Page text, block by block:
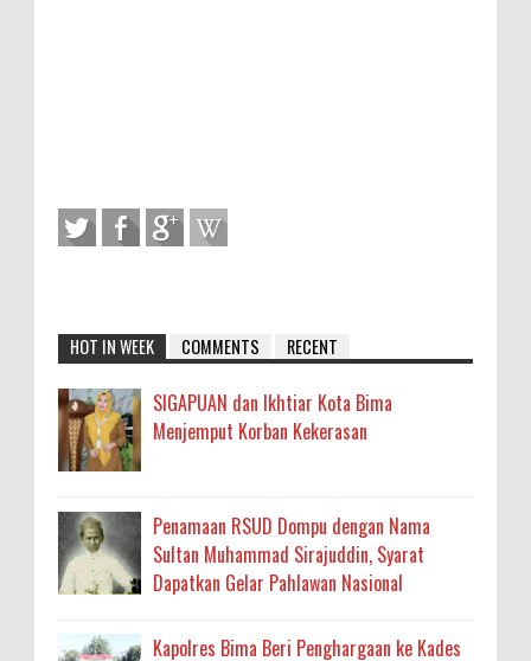
HOT IN WEEK COMMENTS RECENT
SIGAPUAN dan Ikhtiar Kota Bima
Menjemput Korban Kekerasan
Penamaan RSUD Dompu dengan Nama
Sultan Muhammad Sirajuddin, Syarat
Dapatkan Gelar Pahlawan Nasional
Kapolres Bima Beri Penghargaan ke Kades